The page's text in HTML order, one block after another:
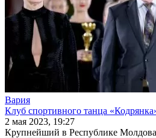
Вария
Клуб спортивного танца
2 мая 2023, 19:27
Крупнейший в Республике Молдова